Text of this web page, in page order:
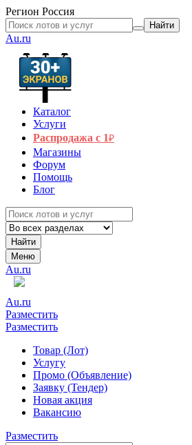
Регион Россия
Найти
Au.ru
Каталог
Услуги
Распродажа с 1₽
Магазины
Форум
Помощь
Блог
Найти
Меню
Au.ru
Au.ru
Разместить
Разместить
Товар (Лот)
Услугу
Промо (Объявление)
Заявку (Тендер)
Новая акция
Вакансию
Разместить